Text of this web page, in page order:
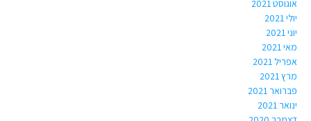
אוגוסט 2021
יולי 2021
יוני 2021
מאי 2021
אפריל 2021
מרץ 2021
פברואר 2021
ינואר 2021